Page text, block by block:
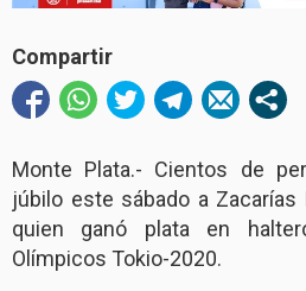
Compartir
Monte Plata.- Cientos de
júbilo este sábado a Zacarías
quien ganó plata en
Olímpicos Tokio-2020.